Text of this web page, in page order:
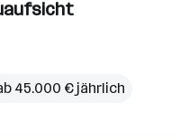
45.000 € jährlich